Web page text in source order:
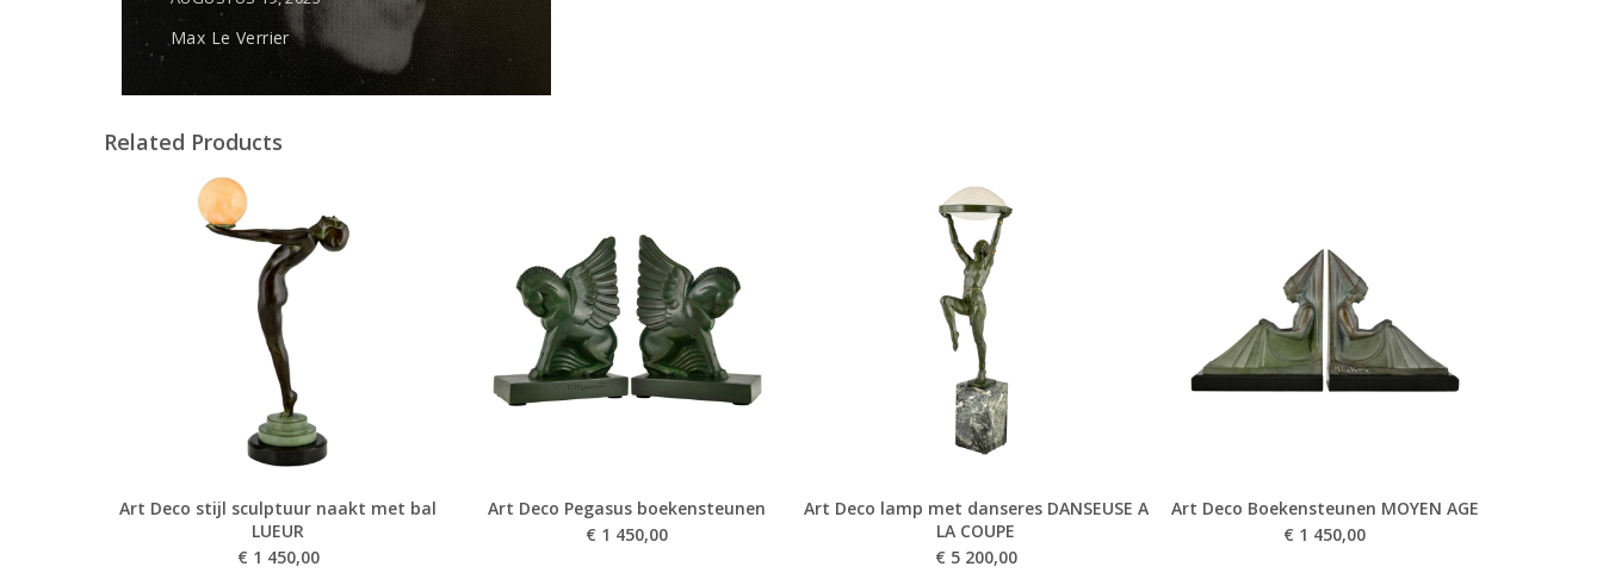
Max Le Verrier
Related Products
Art Deco stijl sculptuur naakt met bal
LUEUR
€ 1 450,00
Art Deco Pegasus boekensteunen
€ 1 450,00
Art Deco lamp met danseres DANSEUSE A
LA COUPE
€ 5 200,00
Art Deco Boekensteunen MOYEN AGE
€ 1 450,00